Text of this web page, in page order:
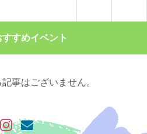
すめイベント
事はございません。